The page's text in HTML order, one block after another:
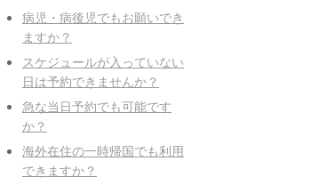
病児・病後児でもお願いでき
ますか？
スケジュールが入っていない
日は予約できませんか？
急な当日予約でも可能です
か？
海外在住の一時帰国でも利用
できますか？